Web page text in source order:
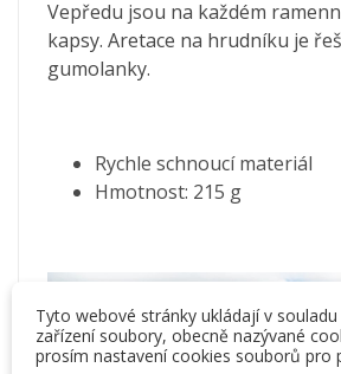
Vepředu jsou na každém
kapsy. Aretace na hrudníku je
gumolanky.
Rychle schnoucí materiál
Hmotnost: 215 g
Tyto webové stránky ukládají v
zařízení soubory, obecně nazývané
prosím nastavení cookies souborů pro